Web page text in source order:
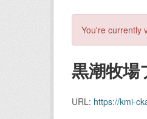
You're currently
黒潮牧場
URL: https://kmi-